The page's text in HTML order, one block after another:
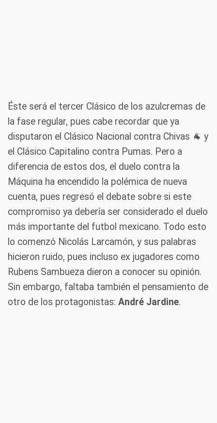
Éste será el tercer Clásico de los azulcremas de
la fase regular, pues cabe recordar que ya
disputaron el Clásico Nacional contra Chivas 🐐 y
el Clásico Capitalino contra Pumas. Pero a
diferencia de estos dos, el duelo contra la
Máquina ha encendido la polémica de nueva
cuenta, pues regresó el debate sobre si este
compromiso ya debería ser considerado el duelo
más importante del futbol mexicano. Todo esto
lo comenzó Nicolás Larcamón, y sus palabras
hicieron ruido, pues incluso ex jugadores como
Rubens Sambueza dieron a conocer su opinión.
Sin embargo, faltaba también el pensamiento de
otro de los protagonistas: André Jardine.